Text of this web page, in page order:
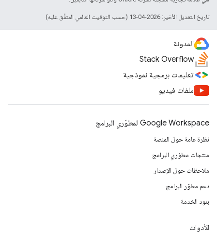
تاريخ التعديل الأخير: 2026-04-13 (حسب التوقيت العالمي المتفَّق عليه)
المدونة
Stack Overflow
تعليمات برمجية نموذجية
ملفات فيديو
Google Workspace لمطوّري البرامج
نظرة عامة حول المنصة
منتجات مطوّري البرامج
ملاحظات حول الإصدار
دعم مطوّر البرامج
بنود الخدمة
الأدوات